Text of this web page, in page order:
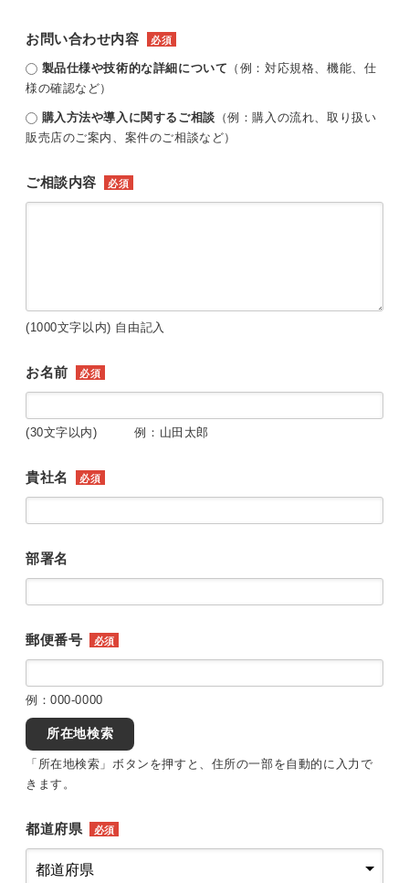
お問い合わせ内容 必須
製品仕様や技術的な詳細について （例：対応規格、機能、仕
様の確認など）
購入方法や導入に関するご相談 （例：購入の流れ、取り扱い
販売店のご案内、案件のご相談など）
ご相談内容 必須
(1000文字以内) 自由記入
お名前 必須
(30文字以内) 例：山田太郎
貴社名 必須
部署名
郵便番号 必須
例：000-0000
所在地検索
「所在地検索」ボタンを押すと、住所の一部を自動的に入力で
きます。
都道府県 必須